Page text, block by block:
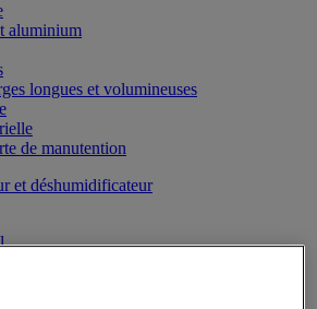
aluminium
longues et volumineuses
de manutention
et déshumidificateur